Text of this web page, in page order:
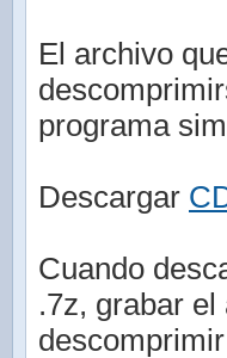
El archivo
programa
Descargar
Cuando
.7z, grabar